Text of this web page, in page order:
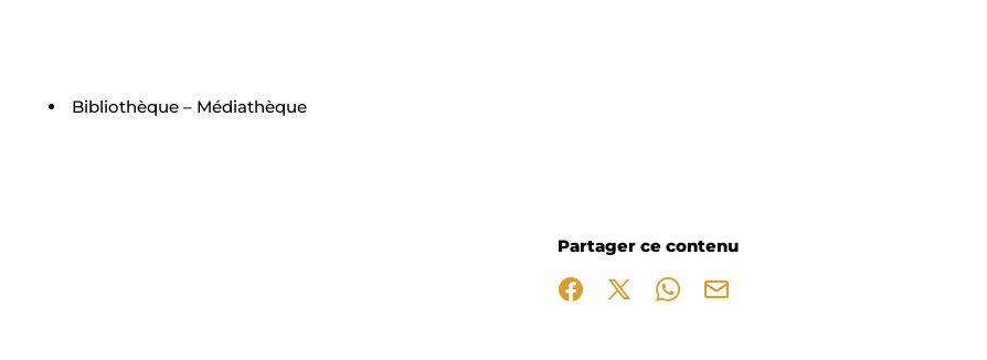
Bibliothèque – Médiathèque
Partager ce contenu
Partager sur Facebook (nouvelle fenêtre)
Partager sur X / Twitter (nouvelle fenêtre)
Partager sur WhatsApp
Partager par mail